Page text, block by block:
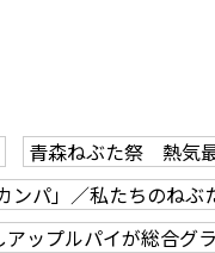
青森ねぶた祭 熱気
パ」／私たちのねぶ
アップルパイが総合グ